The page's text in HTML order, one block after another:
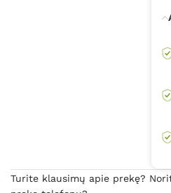
Turite klausimų apie prekę?